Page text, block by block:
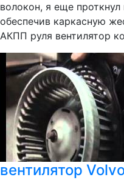
волокон, я еще
обеспечив каркасную
АКПП руля вентилятор
вентилятор